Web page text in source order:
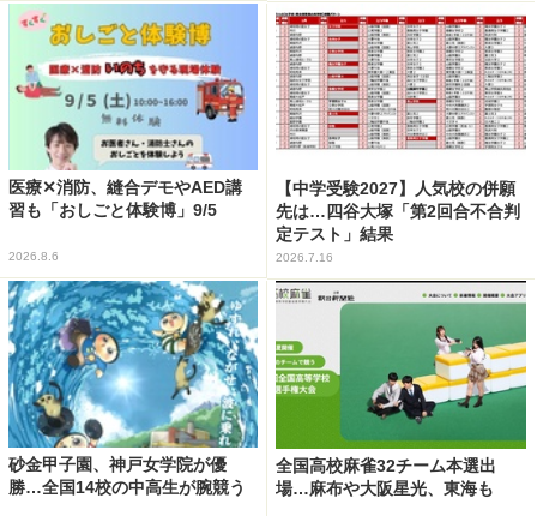
医療✕消防、縫合デモやAED講
習も「おしごと体験博」9/5
2026.8.6
【中学受験2027】人気校の併願
先は…四谷大塚「第2回合不合判
定テスト」結果
2026.7.16
砂金甲子園、神戸女学院が優
勝…全国14校の中高生が腕競う
全国高校麻雀32チーム本選出
場…麻布や大阪星光、東海も